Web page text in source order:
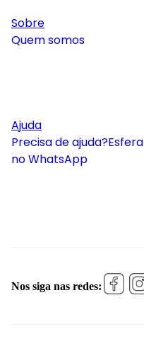
Sobre
Quem somos
Ajuda
Precisa de ajuda?Esfera
no WhatsApp
Nos siga nas redes: